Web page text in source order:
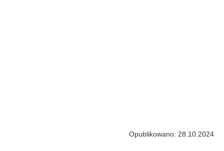
Opublikowano: 28.10.2024